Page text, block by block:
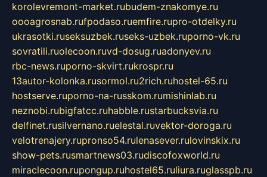
korolevremont-market.rubudem-znakomye.ru
oooagrosnab.rufpodaso.ruemfire.rupro-otdelky.ru
ukrasotki.ruseksuzbek.ruseks-uzbek.ruporno-vk.ru
sovratili.ruolecoon.ruvd-dosug.ruadonyev.ru
rbc-news.ruporno-skvirt.rukrospr.ru
13autor-kolonka.rusormol.ru2rich.ruhostel-65.ru
hostserve.ruporno-na-russkom.rumishinlab.ru
neznobi.rubigfatcc.ruhabble.rustarbucksvia.ru
delfinet.rusilvernano.ruelestal.ruvektor-doroga.ru
velotrenajery.rupronso54.rulenasever.rulovinskix.ru
show-pets.rusmartnews03.rudiscofoxworld.ru
miraclecoon.rupongup.ruhostel65.ruliura.ruglasspb.ru